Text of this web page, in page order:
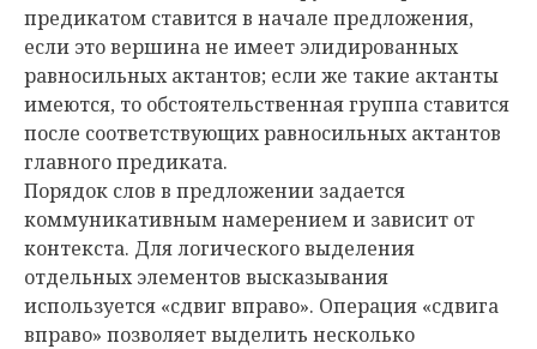
предикатом ставится в начале предложения,
если это вершина не имеет элидированных
равносильных актантов; если же такие актанты
имеются, то обстоятельственная группа ставится
после соответствующих равносильных актантов
главного предиката.
Порядок слов в предложении задается
коммуникативным намерением и зависит от
контекста. Для логического выделения
отдельных элементов высказывания
используется «сдвиг вправо». Операция «сдвига
вправо» позволяет выделить несколько